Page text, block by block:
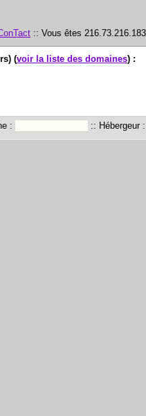
:: Vous êtes 216.73.216.183
(voir la liste des domaines) :
: :: Hébergeur :